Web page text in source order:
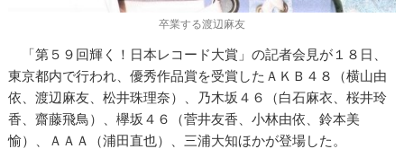
卒業する渡辺麻友
「第５９回輝く！日本レコード大賞」の記者会見が１８日、
東京都内で行われ、優秀作品賞を受賞したＡＫＢ４８（横山由
依、渡辺麻友、松井珠理奈）、乃木坂４６（白石麻衣、桜井玲
香、齋藤飛鳥）、欅坂４６（菅井友香、小林由依、鈴本美
愉）、ＡＡＡ（浦田直也）、三浦大知ほかが登場した。